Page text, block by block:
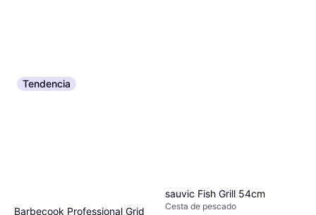
Tendencia
Barbecook Professional Grid
sauvic Fish Grill 54cm
Cesta de pescado